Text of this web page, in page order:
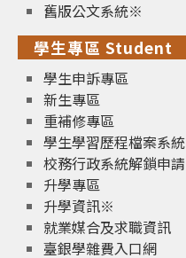
舊版公文系統※
學生專區 Student
學生申訴專區
新生專區
重補修專區
學生學習歷程檔案系統
校務行政系統解鎖申請
升學專區
升學資訊※
就業媒合及求職資訊
臺銀學雜費入口網